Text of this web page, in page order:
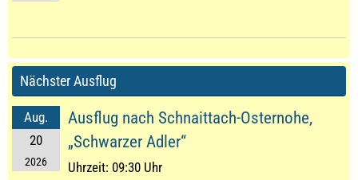
Nächster Ausflug
Aug.
20
2026
Ausflug nach Schnaittach-Osternohe,
„Schwarzer Adler“
Uhrzeit: 09:30 Uhr